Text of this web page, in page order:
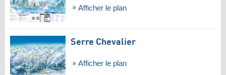
Afficher le plan
Serre Chevalier
Afficher le plan